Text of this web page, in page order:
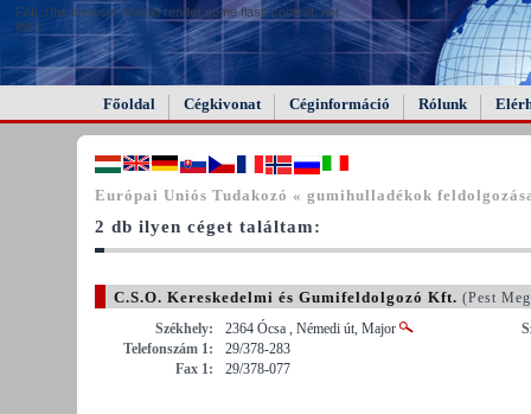
FAIL (the browser should render some flash content, not
this).
Főoldal Cégkivonat Céginformáció Rólunk
Európai Uniós Tudakozó « gumihulladékok
2 db ilyen céget találtam:
C.S.O. Kereskedelmi és Gumifeldolgozó Kft. (Pest
Székhely:
2364 Ócsa , Némedi út, Major
Telefonszám 1:
29/378-283
Fax 1:
29/378-077